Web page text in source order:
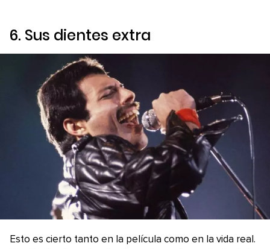
6. Sus dientes extra
Esto es cierto tanto en la película como en la vida real.